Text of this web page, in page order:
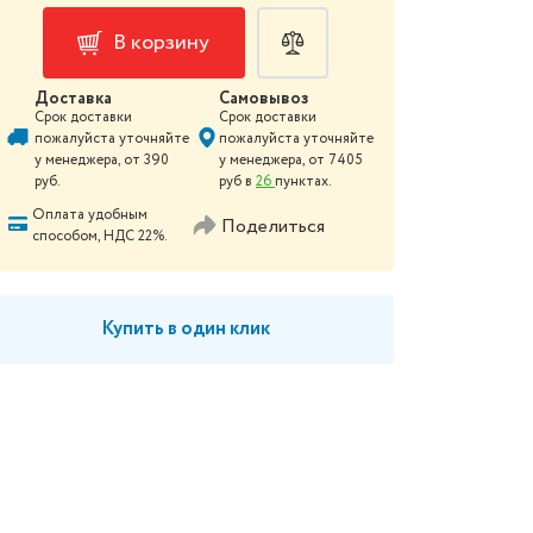
В корзину
Доставка
Срок доставки
пожалуйста уточняйте
у менеджера, от 390
руб.
Самовывоз
Срок доставки
пожалуйста уточняйте
у менеджера, от 7405
руб в 26 пунктах.
Оплата удобным
способом, НДС 22%.
Поделиться
Купить в один клик